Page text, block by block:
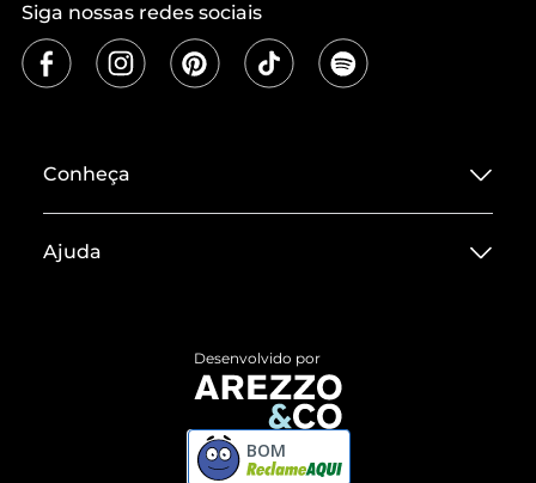
Siga nossas redes sociais
Conheça
Termos de Uso
ZZ MALL é confiável
Ajuda
Devolução do Produto
Compre pelo WhatsApp
Desenvolvido por
BOM